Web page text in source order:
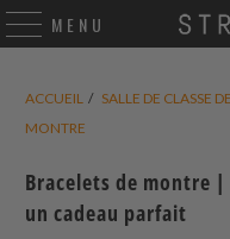
MENU
ACCUEIL / SALLE DE CLASSE
MONTRE
Bracelets de montre
un cadeau parfait